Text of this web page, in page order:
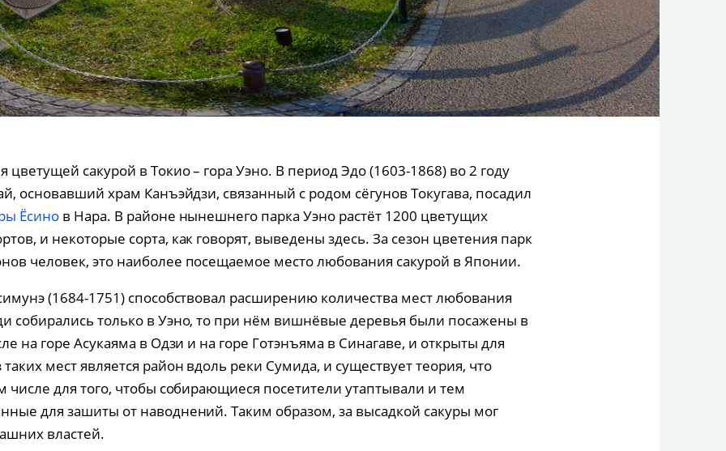
сакурой в Токио – гора Уэно. В период Эдо (1603-1868) во 2 году
основавший храм Канъэйдзи, связанный с родом сёгунов Токугава, посадил
Ёсинов Нара. В районе нынешнего парка Уэно растёт 1200 цветущих
и некоторые сорта, как говорят, выведены здесь. За сезон цветения парк
человек, это наиболее посещаемое место любования сакурой в Японии.
(1684-1751) способствовал расширению количества мест любования
собирались только в Уэно, то при нём вишнёвые деревья были посажены в
на горе Асукаяма в Одзи и на горе Готэнъяма в Синагаве, и открыты для
мест является район вдоль реки Сумида, и существует теория, что
числе для того, чтобы собирающиеся посетители утаптывали и тем
для зашиты от наводнений. Таким образом, за высадкой сакуры мог
властей.